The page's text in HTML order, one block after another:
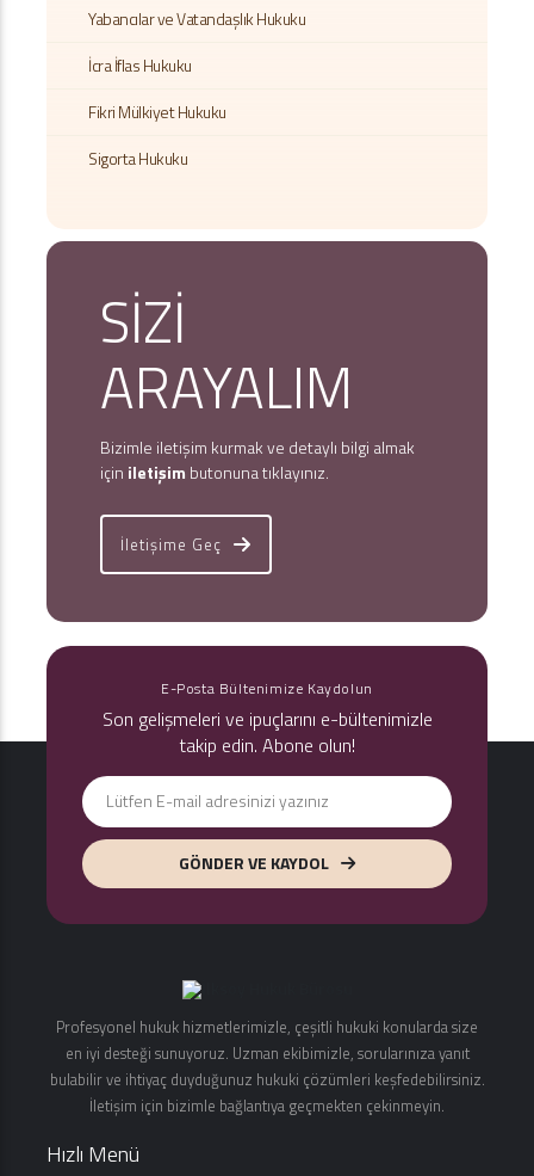
Yabancılar ve Vatandaşlık Hukuku
İcra İflas Hukuku
Fikri Mülkiyet Hukuku
Sigorta Hukuku
SİZİ
ARAYALIM
Bizimle iletişim kurmak ve detaylı bilgi almak
için iletişim butonuna tıklayınız.
İletişime Geç
E-Posta Bültenimize Kaydolun
Son gelişmeleri ve ipuçlarını e-bültenimizle
takip edin. Abone olun!
GÖNDER VE KAYDOL
Profesyonel hukuk hizmetlerimizle, çeşitli hukuki konularda size
en iyi desteği sunuyoruz. Uzman ekibimizle, sorularınıza yanıt
bulabilir ve ihtiyaç duyduğunuz hukuki çözümleri keşfedebilirsiniz.
İletişim için bizimle bağlantıya geçmekten çekinmeyin.
Hızlı Menü